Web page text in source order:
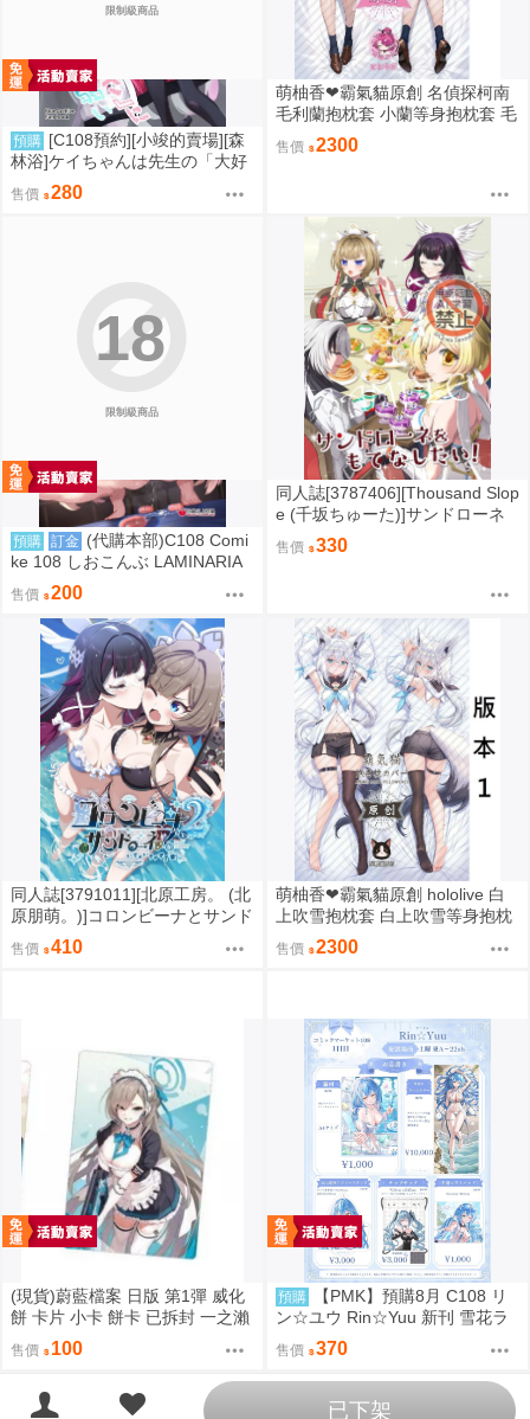
限制級商品
預購 [C108預約][小竣的賣場][森
林浴]ケイちゃんは先生の「大好
き」に弱い 蔚藍檔案 同人誌id=3
791508
售價 280
萌柚香❤霸氣貓原創 名偵探柯南
毛利蘭抱枕套 小蘭等身抱枕套 毛
利蘭枕頭套 毛利蘭枕套 動漫等身
抱枕套
售價 2300
限制級商品
18
預購 訂金 (代購本部)C108 Comi
ke 108 しおこんぶ LAMINARIA
C108數量限定新刊「白山華凛の
シドウ制度3」 8.16發售預定
售價 200
同人誌[3787406][Thousand Slop
e (千坂ちゅーた)]サンドローネ
をもてなしたい (原神)
售價 330
同人誌[3791011][北原工房。 (北
原朋萌。)]コロンビーナとサンド
ローネがイチャイチャする本 2
(原神)
售價 410
萌柚香❤霸氣貓原創 hololive 白
上吹雪抱枕套 白上吹雪等身抱枕
套 白上吹雪枕頭套 白上吹雪枕套
動漫等身抱枕套
售價 2300
(現貨)蔚藍檔案 日版 第1彈 威化
餅 卡片 小卡 餅卡 已拆封 一之瀨
明日奈（一之瀬 アスナ）
售價 100
預購
【PMK】預購8月 C108 リ
ン☆ユウ Rin☆Yuu 新刊 雪花ラ
ミィ Hololive
售價 370
已下架